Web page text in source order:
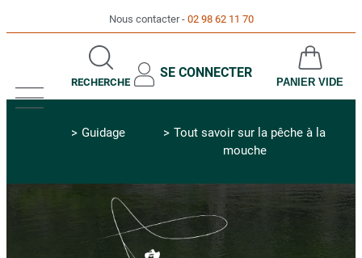
Nous contacter 02 98 62 11 70
RECHERCHE
SE CONNECTER
PANIER VIDE
Guidage
Tout savoir sur la pêche à la
mouche